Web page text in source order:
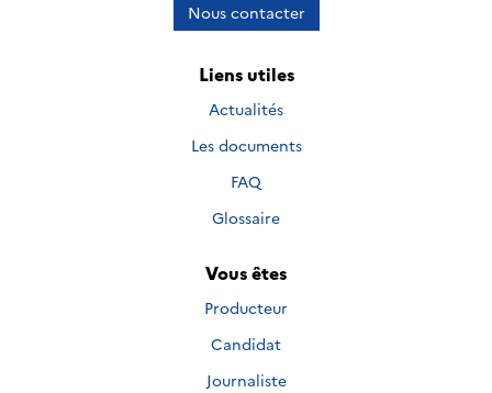
Nous contacter
Liens utiles
Actualités
Les documents
FAQ
Glossaire
Vous êtes
Producteur
Candidat
Journaliste